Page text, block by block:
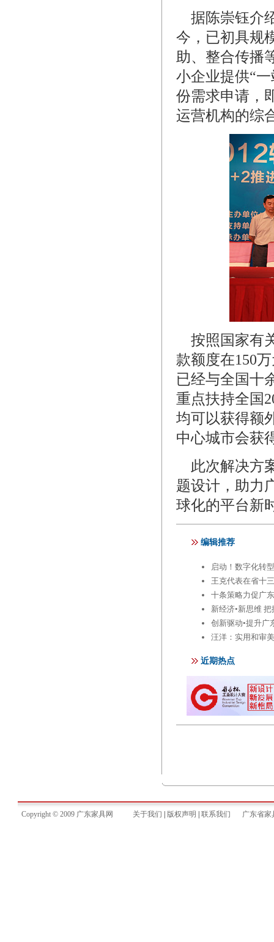
据陈崇钰介
今，已初具规
助、整合传播
小企业提供“
份需求申请，
运营机构的综
按照国家有
款额度在150
已经与全国十
重点扶持全国
均可以获得额
中心城市会获
此次解决方
题设计，助力
球化的平台新